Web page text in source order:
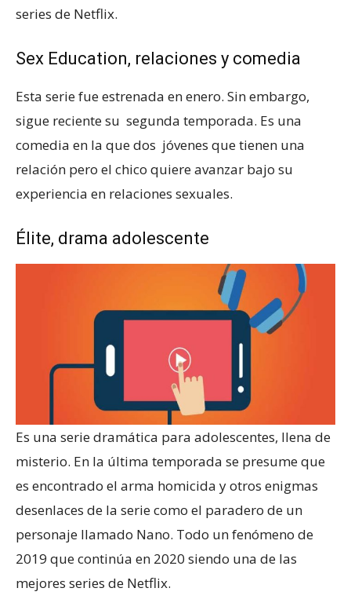
series de Netflix.
Sex Education, relaciones y comedia
Esta serie fue estrenada en enero. Sin embargo,
sigue reciente su segunda temporada. Es una
comedia en la que dos jóvenes que tienen una
relación pero el chico quiere avanzar bajo su
experiencia en relaciones sexuales.
Élite, drama adolescente
Es una serie dramática para adolescentes, llena de
misterio. En la última temporada se presume que
es encontrado el arma homicida y otros enigmas
desenlaces de la serie como el paradero de un
personaje llamado Nano. Todo un fenómeno de
2019 que continúa en 2020 siendo una de las
mejores series de Netflix.